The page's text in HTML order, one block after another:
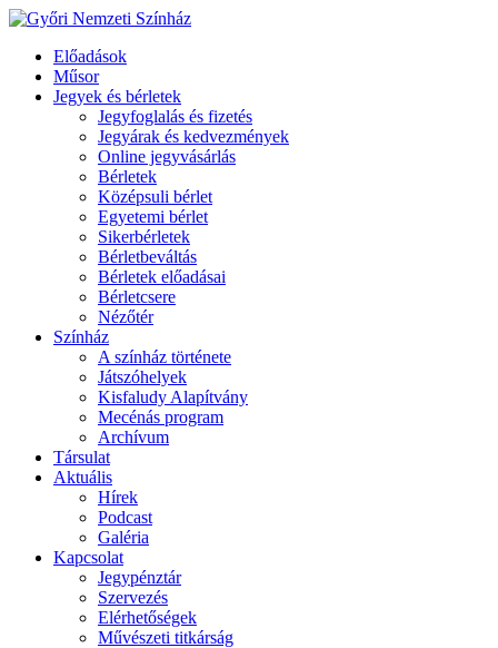
Előadások
Műsor
Jegyek és bérletek
Jegyfoglalás és fizetés
Jegyárak és kedvezmények
Online jegyvásárlás
Bérletek
Középsuli bérlet
Egyetemi bérlet
Sikerbérletek
Bérletbeváltás
Bérletek előadásai
Bérletcsere
Nézőtér
Színház
A színház története
Játszóhelyek
Kisfaludy Alapítvány
Mecénás program
Archívum
Társulat
Aktuális
Hírek
Podcast
Galéria
Kapcsolat
Jegypénztár
Szervezés
Elérhetőségek
Művészeti titkárság